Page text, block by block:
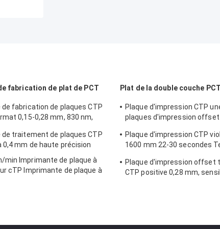
fabrication de plat de PCT
de fabrication de plaques CTP
0,15-0,28 mm, 830 nm,
de traitement de plaques CTP
0,4 mm de haute précision
min Imprimante de plaque à
cTP Imprimante de plaque à
Plat de la double couche PCT
Plaque d'impression CTP
plaques d'impression offset
Plaque d'impression CTP
1600 mm 22-30 secondes
Plaque d'impression offset
CTP positive 0,28 mm,